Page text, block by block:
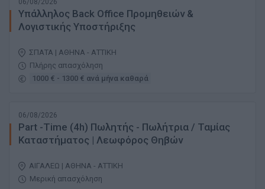
06/08/2026
Υπάλληλος Back Office Προμηθειών &
Λογιστικής Υποστήριξης
ΣΠΑΤΑ | ΑΘΗΝΑ - ΑΤΤΙΚΗ
Πλήρης απασχόληση
1000 € - 1300 € ανά μήνα καθαρά
06/08/2026
Part -Time (4h) Πωλητής - Πωλήτρια / Ταμίας
Καταστήματος | Λεωφόρος Θηβών
ΑΙΓΑΛΕΩ | ΑΘΗΝΑ - ΑΤΤΙΚΗ
Μερική απασχόληση